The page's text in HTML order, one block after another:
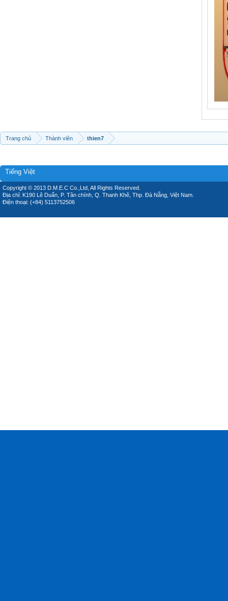
Trang chủ Thành viên thien7
Tiếng Việt
Copyright © 2013 D.M.E.C Co.,Ltd, All Rights Reserved.
Địa chỉ: K190 Lê Duẩn, P. Tân chính, Q. Thanh Khê, Thp. Đà Nẵng, Việt Nam.
Điện thoại: (+84) 5113752506